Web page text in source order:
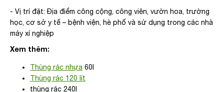
- Vị trí đặt: Địa điểm công cộng, công viên, vườn hoa, trường
học, cơ sở y tế – bệnh viện, hè phố và sử dụng trong các nhà
máy xí nghiệp
Xem thêm:
Thùng rác nhựa 60l
Thùng rác 120 lít
thùng rác 240l